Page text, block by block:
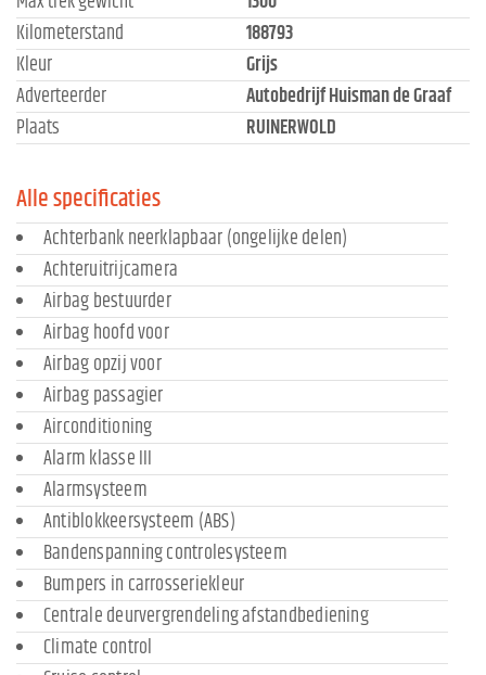
Kilometerstand
188793
Kleur
Grijs
Adverteerder
Autobedrijf Huisman de Graaf
Plaats
RUINERWOLD
Alle specificaties
Achterbank neerklapbaar (ongelijke delen)
Achteruitrijcamera
Airbag bestuurder
Airbag hoofd voor
Airbag opzij voor
Airbag passagier
Airconditioning
Alarm klasse III
Alarmsysteem
Antiblokkeersysteem (ABS)
Bandenspanning controlesysteem
Bumpers in carrosseriekleur
Centrale deurvergrendeling afstandbediening
Climate control